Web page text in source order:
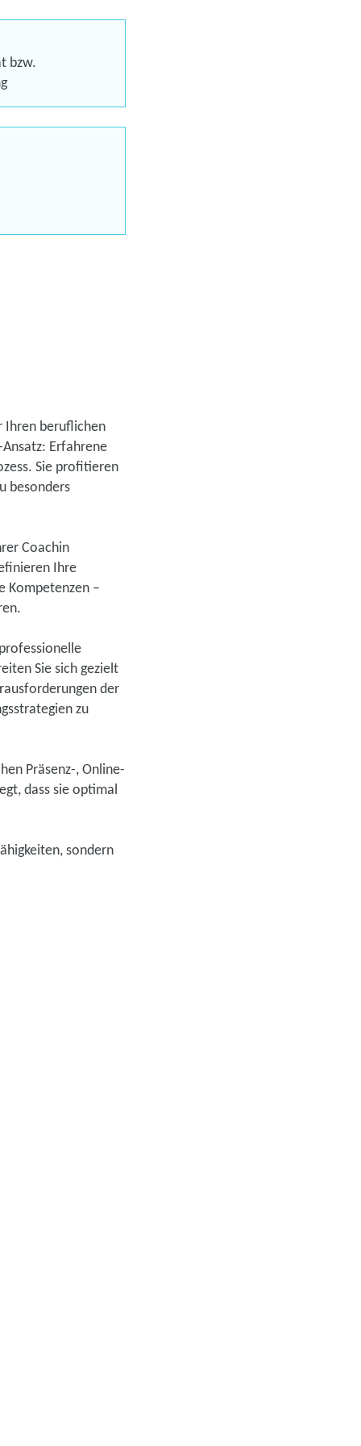
für Ihren beruflichen Erfolg
beim nächsten Karriereschritt
möglich
(AVGS)
bzw.
Ihren beruflichen
Erfahrene
Sie profitieren
besonders
Coachin
Ihre
Kompetenzen –
Sie sich gezielt
der
zu
Präsenz-, Online-
dass sie optimal
sondern